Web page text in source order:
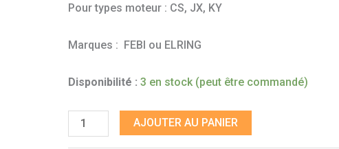
Pour types moteur : CS, JX, KY
Marques : FEBI ou ELRING
Disponibilité : 3 en stock (peut être commandé)
AJOUTER AU PANIER